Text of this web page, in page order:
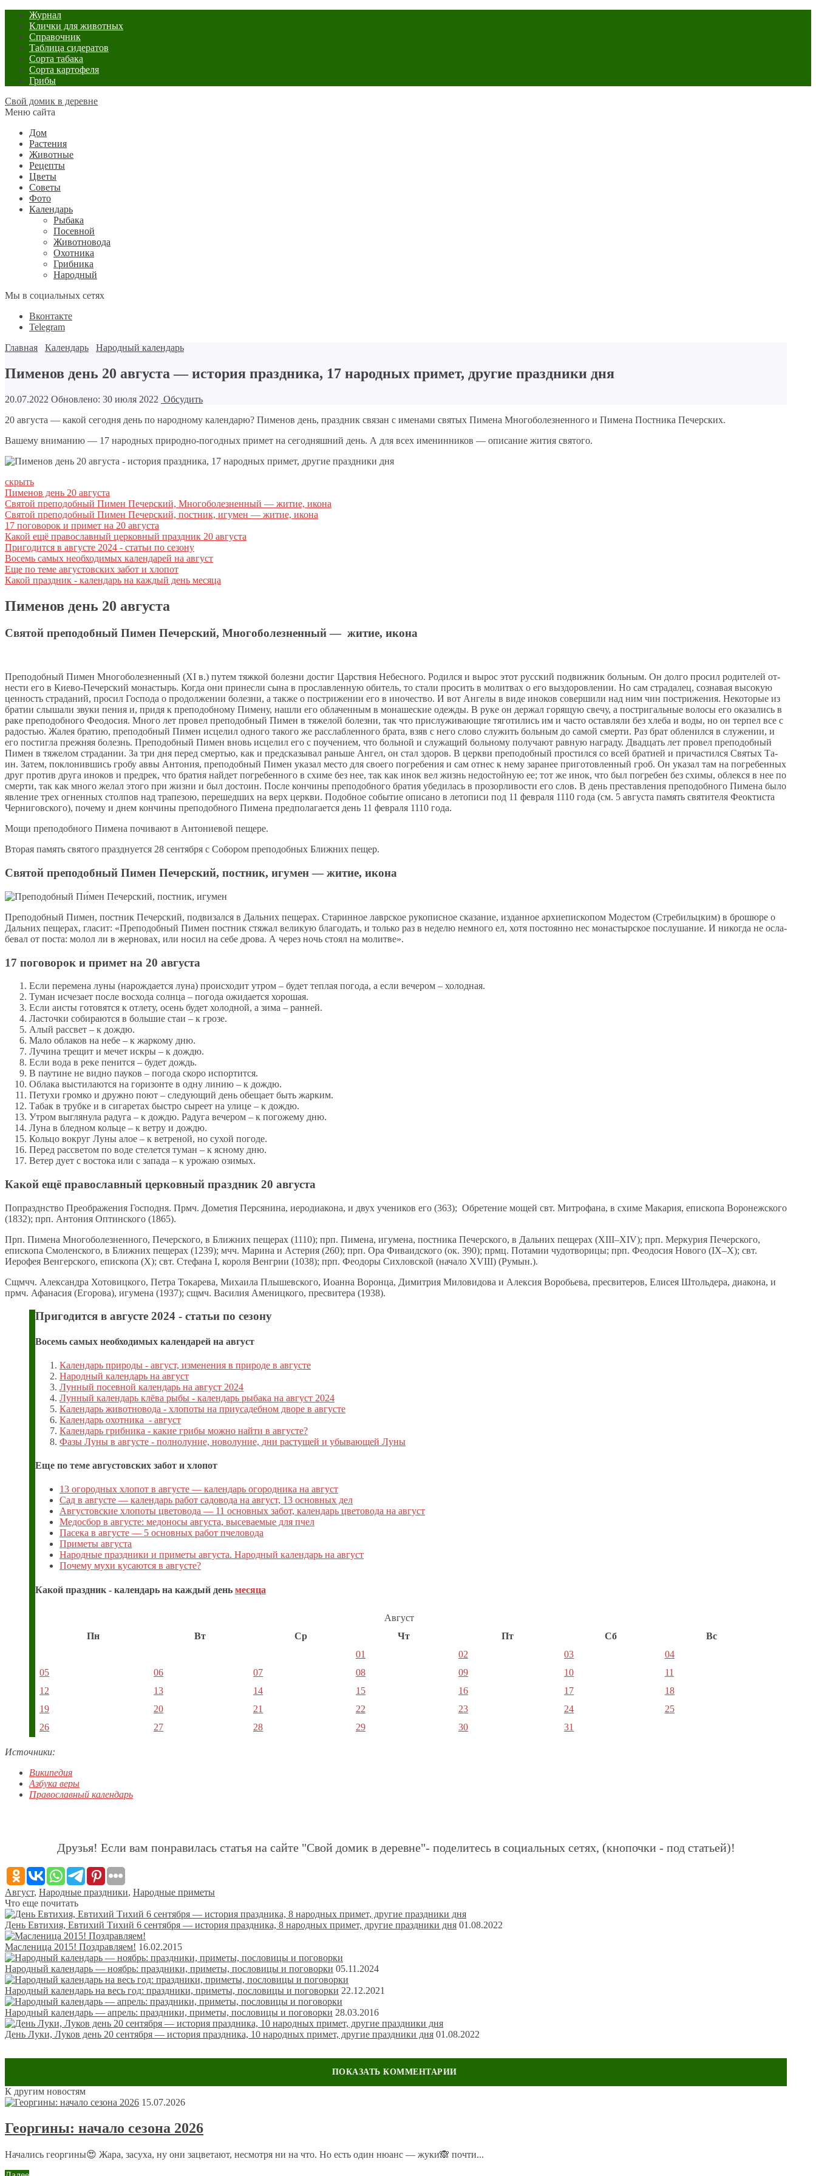
Журнал
Клички для животных
Справочник
Таблица сидератов
Сорта табака
Сорта картофеля
Грибы
Свой домик в деревне
Меню сайта
Дом
Растения
Животные
Рецепты
Цветы
Советы
Фото
Календарь
Рыбака
Посевной
Животновода
Охотника
Грибника
Народный
Мы в социальных сетях
Вконтакте
Telegram
Главная
Календарь Народный календарь
Пименов день 20 августа — история праздника, 17 народных примет, другие праздники дня
20.07.2022 Обновлено: 30 июля 2022 Обсудить
20 августа — какой сегодня день по народному календарю? Пименов день, праздник связан с именами святых Пимена Многоболезненного и Пимена Постника Печерских.
Вашему вниманию — 17 народных природно-погодных примет на сегодняшний день. А для всех именинников — описание жития святого.
скрыть
Пименов день 20 августа
Святой преподобный Пимен Печерский, Многоболезненный — житие, икона
Святой преподобный Пимен Печерский, постник, игумен — житие, икона
17 поговорок и примет на 20 августа
Какой ещё православный церковный праздник 20 августа
Пригодится в августе 2024 - статьи по сезону
Восемь самых необходимых календарей на август
Еще по теме августовских забот и хлопот
Какой праздник - календарь на каждый день месяца
Пименов день 20 августа
Святой преподобный Пимен Печерский, Многоболезненный — житие, икона
Пре­по­доб­ный Пи­мен Мно­го­бо­лез­нен­ный (ХI в.) пу­тем тяж­кой бо­лез­ни до­стиг Цар­ствия Небес­но­го. Ро­дил­ся и вы­рос этот рус­ский по­движ­ник боль­ным. Он дол­го про­сил ро­ди­те­лей от­
не­сти его в Ки­е­во-Пе­чер­ский мо­на­стырь. Ко­гда они при­нес­ли сы­на в про­слав­лен­ную оби­тель, то ста­ли про­сить в мо­лит­вах о его вы­здо­ров­ле­нии. Но сам стра­да­лец, со­зна­вая вы­со­кую
цен­ность стра­да­ний, про­сил Гос­по­да о про­дол­же­нии бо­лез­ни, а так­же о по­стри­же­нии его в ино­че­ство. И вот Ан­ге­лы в ви­де ино­ков со­вер­ши­ли над ним чин по­стри­же­ния. Неко­то­рые из
бра­тии слы­ша­ли зву­ки пе­ния и, при­дя к пре­по­доб­но­му Пиме­ну, на­шли его об­ла­чен­ным в мо­на­ше­ские одеж­ды. В ру­ке он дер­жал го­ря­щую све­чу, а по­стри­галь­ные во­ло­сы его ока­за­лись в
ра­ке пре­по­доб­но­го Фе­о­до­сия. Мно­го лет про­вел пре­по­доб­ный Пи­мен в тя­же­лой бо­лез­ни, так что при­слу­жи­ва­ю­щие тя­го­ти­лись им и ча­сто остав­ля­ли без хле­ба и во­ды, но он тер­пел все с
ра­до­стью. Жа­лея бра­тию, пре­по­доб­ный Пи­мен ис­це­лил од­но­го та­ко­го же рас­слаб­лен­но­го бра­та, взяв с него сло­во слу­жить боль­ным до са­мой смер­ти. Раз брат об­ле­нил­ся в слу­же­нии, и
его по­стиг­ла преж­няя бо­лезнь. Пре­по­доб­ный Пи­мен вновь ис­це­лил его с по­уче­ни­ем, что боль­ной и слу­жа­щий боль­но­му по­лу­ча­ют рав­ную на­гра­ду. Два­дцать лет про­вел пре­по­доб­ный
Пи­мен в тя­же­лом стра­да­нии. За три дня пе­ред смер­тью, как и пред­ска­зы­вал рань­ше Ан­гел, он стал здо­ров. В церк­ви пре­по­доб­ный про­стил­ся со всей бра­ти­ей и при­ча­стил­ся Свя­тых Та­
ин. За­тем, по­кло­нив­шись гро­бу ав­вы Ан­то­ния, пре­по­доб­ный Пи­мен ука­зал ме­сто для сво­е­го по­гре­бе­ния и сам от­нес к нему за­ра­нее при­го­тов­лен­ный гроб. Он ука­зал там на по­гре­бен­ных
друг про­тив дру­га ино­ков и пред­рек, что бра­тия най­дет по­гре­бен­но­го в схи­ме без нее, так как инок вел жизнь недо­стой­ную ее; тот же инок, что был по­гре­бен без схи­мы, об­лек­ся в нее по
смер­ти, так как мно­го же­лал это­го при жиз­ни и был до­сто­ин. По­сле кон­чи­ны пре­по­доб­но­го бра­тия убе­ди­лась в про­зор­ли­во­сти его слов. В день пре­став­ле­ния пре­по­доб­но­го Пи­ме­на бы­ло
яв­ле­ние трех ог­нен­ных стол­пов над тра­пе­зою, пе­ре­шед­ших на верх церк­ви. По­доб­ное со­бы­тие опи­са­но в ле­то­пи­си под 11 фев­ра­ля 1110 го­да (см. 5 ав­гу­ста па­мять свя­ти­те­ля Фео­к­ти­ста
Чер­ни­гов­ско­го), по­че­му и днем кон­чи­ны пре­по­доб­но­го Пи­ме­на пред­по­ла­га­ет­ся день 11 фев­ра­ля 1110 го­да.
Мо­щи пре­по­доб­но­го Пи­ме­на по­чи­ва­ют в Ан­то­ни­е­вой пе­ще­ре.
Вто­рая па­мять свя­то­го празд­ну­ет­ся 28 сен­тяб­ря с Со­бо­ром пре­по­доб­ных Ближ­них пе­щер.
Святой преподобный Пимен Печерский, постник, игумен — житие, икона
Пре­по­доб­ный Пи­мен, пост­ник Пе­чер­ский, под­ви­зал­ся в Даль­них пе­ще­рах. Ста­рин­ное лавр­ское ру­ко­пис­ное ска­за­ние, из­дан­ное ар­хи­епи­ско­пом Мо­де­стом (Стре­бильц­ким) в бро­шю­ре о
Даль­них пе­ще­рах, гла­сит: «Пре­по­доб­ный Пи­мен пост­ник стя­жал ве­ли­кую бла­го­дать, и толь­ко раз в неде­лю немно­го ел, хо­тя по­сто­ян­но нес мо­на­стыр­ское по­слу­ша­ние. И ни­ко­гда не осла­
бе­вал от по­ста: мо­лол ли в жер­но­вах, или но­сил на се­бе дро­ва. А через ночь сто­ял на мо­лит­ве».
17 поговорок и примет на 20 августа
Если перемена луны (нарождается луна) происходит утром – будет теплая погода, а если вечером – холодная.
Туман исчезает после восхода солнца – погода ожидается хорошая.
Если аисты готовятся к отлету, осень будет холодной, а зима – ранней.
Ласточки собираются в большие стаи – к грозе.
Алый рассвет – к дождю.
Мало облаков на небе – к жаркому дню.
Лучина трещит и мечет искры – к дождю.
Если вода в реке пенится – будет дождь.
В паутине не видно пауков – погода скоро испортится.
Облака выстилаются на горизонте в одну линию – к дождю.
Петухи громко и дружно поют – следующий день обещает быть жарким.
Табак в трубке и в сигаретах быстро сыреет на улице – к дождю.
Утром выглянула радуга – к дождю. Радуга вечером – к погожему дню.
Луна в бледном кольце – к ветру и дождю.
Кольцо вокруг Луны алое – к ветреной, но сухой погоде.
Перед рассветом по воде стелется туман – к ясному дню.
Ветер дует с востока или с запада – к урожаю озимых.
Какой ещё православный церковный праздник 20 августа
Попразднство Преображения Господня. Прмч. Дометия Персянина, иеродиакона, и двух учеников его (363); Обретение мощей свт. Митрофана, в схиме Макария, епископа Воронежского
(1832); прп. Антония Оптинского (1865).
Прп. Пимена Многоболезненного, Печерского, в Ближних пещерах (1110); прп. Пимена, игумена, постника Печерского, в Дальних пещерах (XIII–XIV); прп. Меркурия Печерского,
епископа Смоленского, в Ближних пещерах (1239); мчч. Марина и Астерия (260); прп. Ора Фиваидского (ок. 390); прмц. Потамии чудотворицы; прп. Феодосия Нового (IX–X); свт.
Иерофея Венгерского, епископа (X); свт. Стефана I, короля Венгрии (1038); прп. Феодоры Сихловской (начало XVIII) (Румын.).
Сщмчч. Александра Хотовицкого, Петра Токарева, Михаила Плышевского, Иоанна Воронца, Димитрия Миловидова и Алексия Воробьева, пресвитеров, Елисея Штольдера, диакона, и
прмч. Афанасия (Егорова), игумена (1937); сщмч. Василия Аменицкого, пресвитера (1938).
Пригодится в августе 2024 - статьи по сезону
Восемь самых необходимых календарей на август
Календарь природы - август, изменения в природе в августе
Народный календарь на август
Лунный посевной календарь на август 2024
Лунный календарь клёва рыбы - календарь рыбака на август 2024
Календарь животновода - хлопоты на приусадебном дворе в августе
Календарь охотника - август
Календарь грибника - какие грибы можно найти в августе?
Фазы Луны в августе - полнолуние, новолуние, дни растущей и убывающей Луны
Еще по теме августовских забот и хлопот
13 огородных хлопот в августе — календарь огородника на август
Сад в августе — календарь работ садовода на август, 13 основных дел
Августовские хлопоты цветовода — 11 основных забот, календарь цветовода на август
Медосбор в августе: медоносы августа, высеваемые для пчел
Пасека в августе — 5 основных работ пчеловода
Приметы августа
Народные праздники и приметы августа. Народный календарь на август
Почему мухи кусаются в августе?
Какой праздник - календарь на каждый день месяца
Август
Пн
Вт Ср Чт Пт Сб
Вс
01
02 03
04
05
06 07 08 09 10
11
12
13 14 15 16 17
18
19
20 21 22 23 24
25
26
27 28 29 30 31
Источники:
Википедия
Азбука веры
Православный календарь
Друзья! Если вам понравилась статья на сайте "Свой домик в деревне"- поделитесь в социальных сетях, (кнопочки - под статьей)!
Август, Народные праздники, Народные приметы
Что еще почитать
День Евтихия, Евтихий Тихий 6 сентября — история праздника, 8 народных примет, другие праздники дня 01.08.2022
Масленица 2015! Поздравляем! 16.02.2015
Народный календарь — ноябрь: праздники, приметы, пословицы и поговорки 05.11.2024
Народный календарь на весь год: праздники, приметы, пословицы и поговорки 22.12.2021
Народный календарь — апрель: праздники, приметы, пословицы и поговорки 28.03.2016
День Луки, Луков день 20 сентября — история праздника, 10 народных примет, другие праздники дня 01.08.2022
Оставить комментарий
Ваш адрес email не будет опубликован.
Обязательные поля помечены
К другим новостям
15.07.2026
Георгины: начало сезона 2026
Начались георгины😍 Жара, засуха, ну они зацветают, несмотря ни на что. Но есть один нюанс — жуки🙈 почти...